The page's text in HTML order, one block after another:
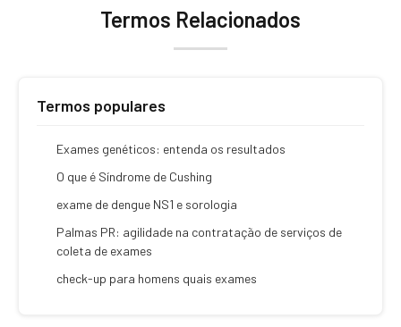
Termos Relacionados
Termos populares
Exames genéticos: entenda os resultados
O que é Síndrome de Cushing
exame de dengue NS1 e sorologia
Palmas PR: agilidade na contratação de serviços de
coleta de exames
check-up para homens quais exames